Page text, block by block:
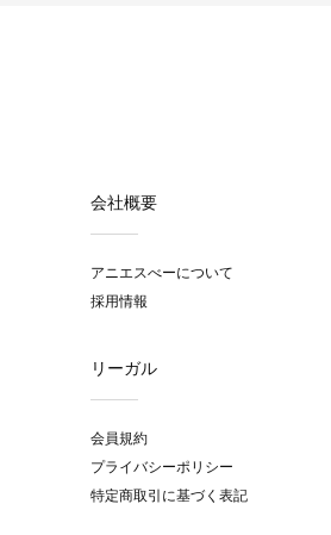
会社概要
アニエスべーについて
採用情報
リーガル
会員規約
プライバシーポリシー
特定商取引に基づく表記